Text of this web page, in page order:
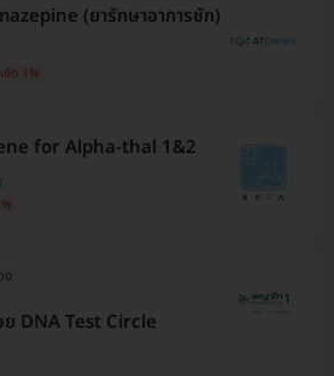
(ยารักษาอาการชัก)
ยัด 1%
for Alpha-thal 1&2
ง
ย DNA Test Circle